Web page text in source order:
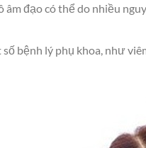
đạo có thể do nhiều
bệnh lý phụ khoa, như